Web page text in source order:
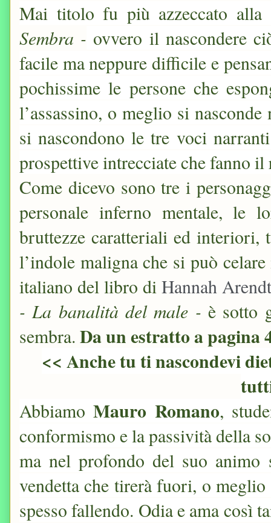
Mai titolo fu più azzeccato
Sembra - ovvero il nascondere
facile ma neppure difficile e
pochissime le persone che
l’assassino, o meglio si
si nascondono le tre voci
prospettive intrecciate che fanno il
Come dicevo sono tre i
personale inferno mentale, le
bruttezze caratteriali ed interiori,
l’indole maligna che si può
italiano del libro diHannah
- La banalità del male - è sotto
sembra. Da un estratto a pagina
<< Anche tu ti nascondevi
AbbiamoMauro Romano,
conformismo e la passività della
ma nel profondo del suo
vendetta che tirerà fuori, o
spesso fallendo. Odia e ama così